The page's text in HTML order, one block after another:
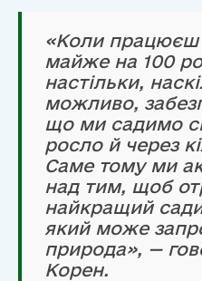
«Коли працюєш
майже на 100
настільки,
можливо,
що ми садимо
росло й через
Саме тому ми
над тим, щоб
найкращий
який може
природа», —
Корен.